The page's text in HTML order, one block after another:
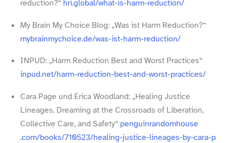
reduction?“ hri​.global/​w​h​a​t​-​i​s​-​h​a​r​m​-​r​e​d​u​c​t​i​on/
My Brain My Choice Blog: „Was ist Harm Reduction?“
mybrainmychoice​.de/​w​a​s​-​i​s​t​-​h​a​r​m​-​r​e​d​u​c​t​i​on/
INPUD: „Harm Reduction Best and Worst Practices“
inpud​.net/​h​a​r​m​-​r​e​d​u​c​t​i​o​n​-​b​e​s​t​-​a​n​d​-​w​o​r​s​t​-​p​r​a​c​t​i​c​es/
Cara Page und Erica Woodland: „Healing Justice
Lineages. Dreaming at the Crossroads of Liberation,
Collective Care, and Safety“ penguinrandomhouse​
.com/​b​o​o​k​s​/​7​1​0​5​2​3​/​h​e​a​l​i​n​g​-​j​u​s​t​i​c​e​-​l​i​n​e​a​g​e​s​-​b​y​-​c​a​r​a​-​p​